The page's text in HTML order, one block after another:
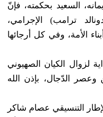
السعيد بحكمته، فإنّ
ترامب) الإجرامي،
الأمة، وفي كل أرجائها
لزوال الكيان الصهيوني
وعصر الدّجال، بإذن الله
التنسيقي عصام شاكر